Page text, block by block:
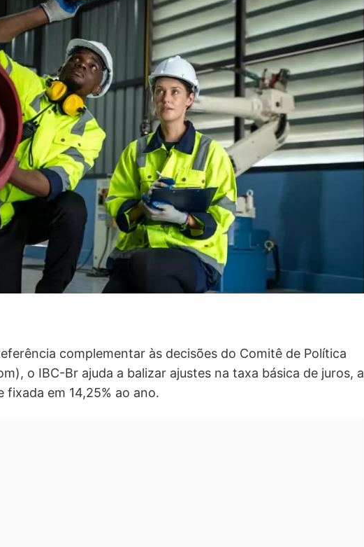
complementar às decisões do Comitê de Política
o IBC-Br ajuda a balizar ajustes na taxa básica de juros, a
fixada em 14,25% ao ano.